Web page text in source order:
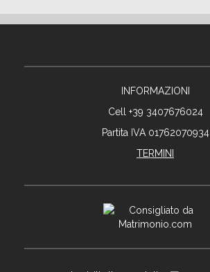
INFORMAZIONI
Cell +39 3407676024
Partita IVA 01762070934
TERMINI